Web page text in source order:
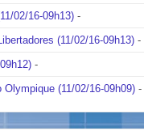
02/16-09h13) -
(11/02/16-09h13) -
-
(11/02/16-09h09) -